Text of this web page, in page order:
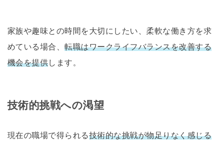
家族や趣味との時間を大切にしたい、柔軟な働き方を求
めている場合、転職はワークライフバランスを改善する
機会を提供します。
技術的挑戦への渇望
現在の職場で得られる技術的な挑戦が物足りなく感じる